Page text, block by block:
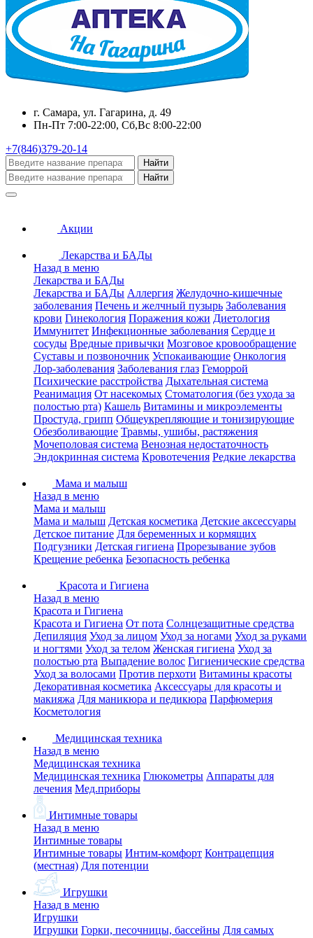
г. Самара, ул. Гагарина, д. 49
Пн-Пт 7:00-22:00, Сб,Вс 8:00-22:00
+7(846)379-20-14
Найти
Найти
Акции
Лекарства и БАДы
Назад в меню
Лекарства и БАДы
Лекарства и БАДы Аллергия Желудочно-кишечные
заболевания Печень и желчный пузырь Заболевания
крови Гинекология Поражения кожи Диетология
Иммунитет Инфекционные заболевания Сердце и
сосуды Вредные привычки Мозговое кровообращение
Суставы и позвоночник Успокаивающие Онкология
Лор-заболевания Заболевания глаз Геморрой
Психические расстройства Дыхательная система
Реанимация От насекомых Стоматология (без ухода за
полостью рта) Кашель Витамины и микроэлементы
Простуда, грипп Общеукрепляющие и тонизирующие
Обезболивающие Травмы, ушибы, растяжения
Мочеполовая система Венозная недостаточность
Эндокринная система Кровотечения Редкие лекарства
Мама и малыш
Назад в меню
Мама и малыш
Мама и малыш Детская косметика Детские аксессуары
Детское питание Для беременных и кормящих
Подгузники Детская гигиена Прорезывание зубов
Крещение ребенка Безопасность ребенка
Красота и Гигиена
Назад в меню
Красота и Гигиена
Красота и Гигиена От пота Солнцезащитные средства
Депиляция Уход за лицом Уход за ногами Уход за руками
и ногтями Уход за телом Женская гигиена Уход за
полостью рта Выпадение волос Гигиенические средства
Уход за волосами Против перхоти Витамины красоты
Декоративная косметика Аксессуары для красоты и
макияжа Для маникюра и педикюра Парфюмерия
Косметология
Медицинская техника
Назад в меню
Медицинская техника
Медицинская техника Глюкометры Аппараты для
лечения Мед.приборы
Интимные товары
Назад в меню
Интимные товары
Интимные товары Интим-комфорт Контрацепция
(местная) Для потенции
Игрушки
Назад в меню
Игрушки
Игрушки Горки, песочницы, бассейны Для самых